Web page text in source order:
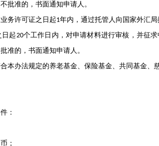
批准的，书面通知申请人。
许可证之日起1年内，通过托管人向国家外汇局
起20个工作日内，对申请材料进行审核，并征
准的，书面通知申请人。
法规定的养老基金、保险基金、共同基金、慈
：
；